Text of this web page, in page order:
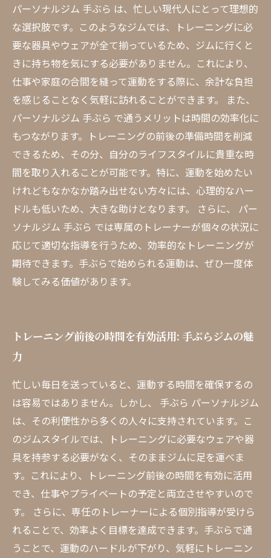
パーソナルジム 手ぶら は、忙しい現代人にとって理想的
な選択肢です。このようなジムでは、トレーニングに必
要な器具やウェアが全て揃っているため、ジムに行くと
きに持ち物を気にする必要がありません。これにより、
仕事や家庭の合間を縫って運動をする際に、余計な負担
を感じることなく気軽に訪れることができます。 また、
パーソナルジム 手ぶら で通うメリットは時間の効率化に
もつながります。トレーニングの前後の準備時間を削減
できるため、その分、自分のライフスタイルに貴重な時
間を取り入れることが可能です。特に、運動を始めたい
けれどもなかなか踏み出せない方々には、心理的なハー
ドルも低いため、大きな助けとなります。 さらに、 パー
ソナルジム 手ぶら では専属のトレーナーが個々の状況に
応じて適切な指導を行うため、効率的なトレーニングが
期待できます。手ぶらで始められる運動は、ぜひ一度体
験してみる価値があります。
トレーニング前後の時間を有効活用: 手ぶらジムの魅
力
忙しい毎日を送っていると、運動する時間を確保するの
は容易ではありません。しかし、 手ぶら パーソナルジム
は、その利便性から多くの人々に支持されています。こ
のジムスタイルでは、トレーニングに必要なウェアや器
具を持参する必要がなく、そのままジムに足を運べま
す。これにより、トレーニング前後の時間を有効に活用
でき、仕事やプライベートの予定と両立させやすいので
す。 さらに、専任のトレーナーによる個別指導が受けら
れることで、効率よく目標を達成できます。手ぶらで通
うことで、運動のハードルが下がり、気軽にトレーニン